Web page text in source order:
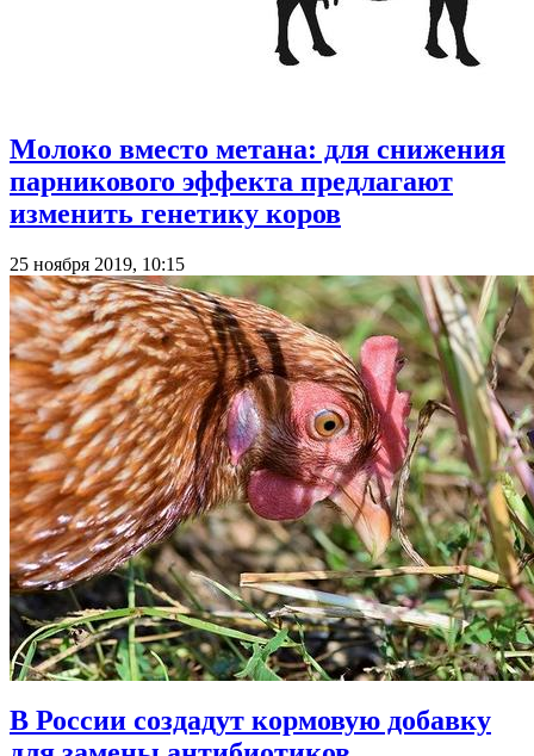
Молоко вместо метана: для снижения
парникового эффекта предлагают
изменить генетику коров
25 ноября 2019, 10:15
В России создадут кормовую добавку